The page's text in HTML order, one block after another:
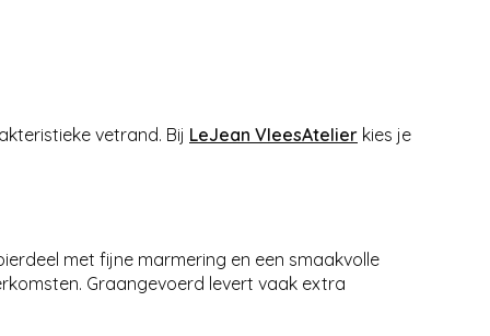
vetrand. Bij LeJean VleesAtelier kies je
met fijne marmering en een smaakvolle
Graangevoerd levert vaak extra